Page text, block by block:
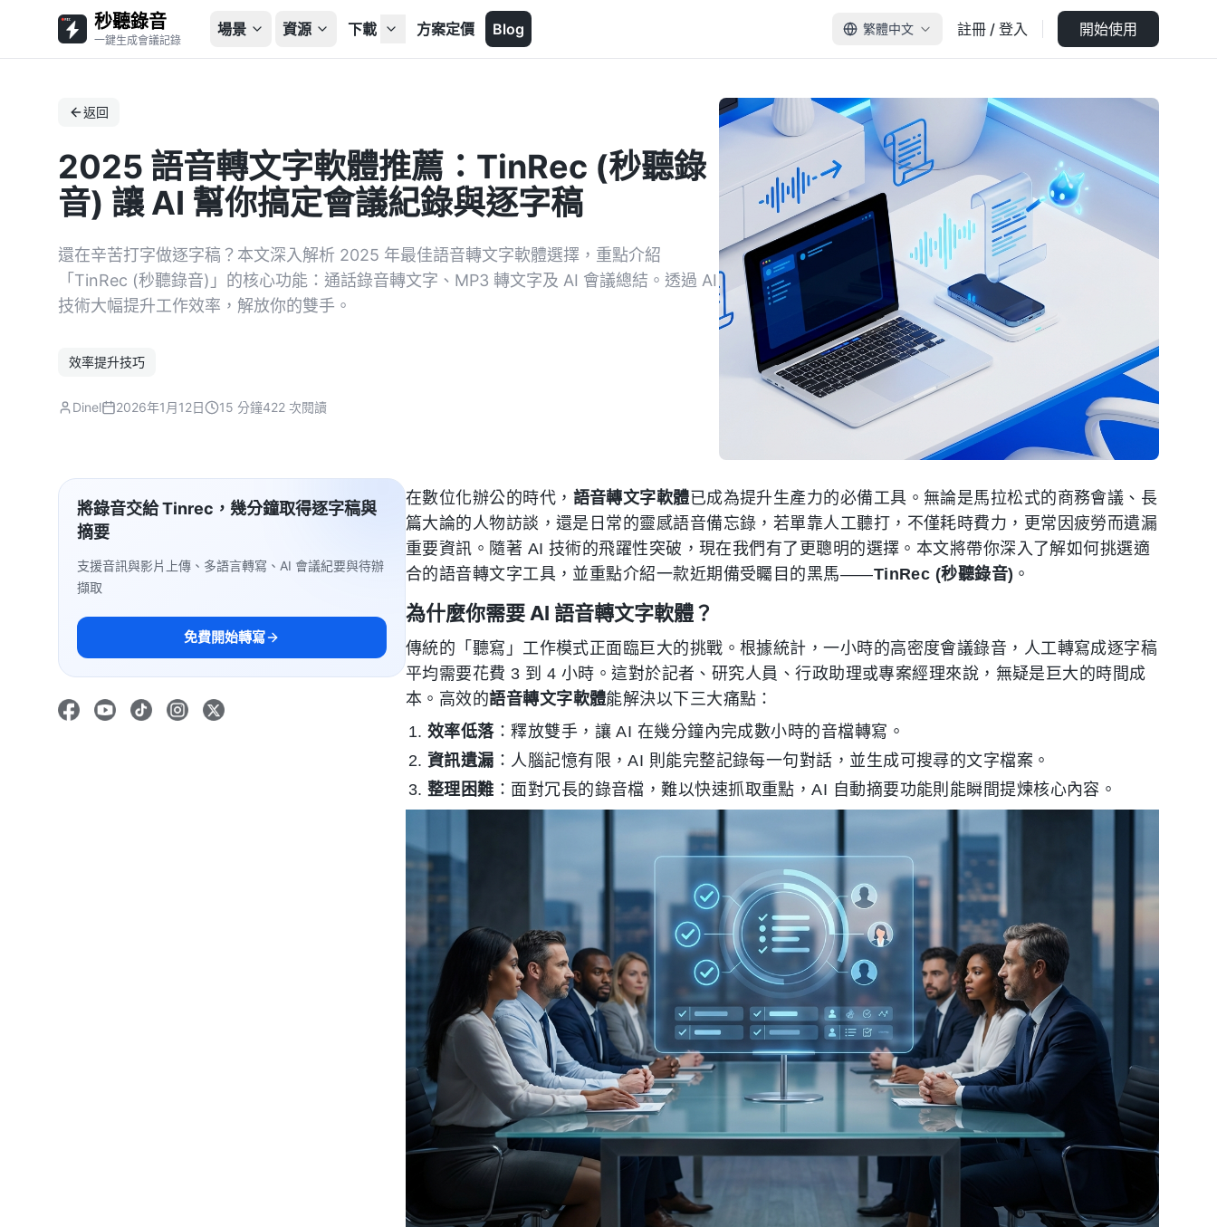
秒聽錄音
一鍵生成會議記錄
場景 資源 下載 方案定價 Blog 繁體中文 註冊 / 登入 開始使用
返回
2025 語音轉文字軟體推薦：TinRec (秒聽錄
音) 讓 AI 幫你搞定會議紀錄與逐字稿
還在辛苦打字做逐字稿？本文深入解析 2025 年最佳語音轉文字軟體選擇，重點介紹
「TinRec (秒聽錄音)」的核心功能：通話錄音轉文字、MP3 轉文字及 AI 會議總結。透過 AI
技術大幅提升工作效率，解放你的雙手。
效率提升技巧
Dinel 2026年1月12日 15 分鐘422 次閱讀
將錄音交給 Tinrec，幾分鐘取得逐字稿與
摘要
支援音訊與影片上傳、多語言轉寫、AI 會議紀要與待辦
擷取
免費開始轉寫
在數位化辦公的時代， 語音轉文字軟體已成為提升生產力的必備工具。無論是馬拉松式的商務會議、長
篇大論的人物訪談，還是日常的靈感語音備忘錄，若單靠人工聽打，不僅耗時費力，更常因疲勞而遺漏
重要資訊。隨著 AI 技術的飛躍性突破，現在我們有了更聰明的選擇。本文將帶你深入了解如何挑選適
合的語音轉文字工具，並重點介紹一款近期備受矚目的黑馬——TinRec (秒聽錄音) 。
為什麼你需要 AI 語音轉文字軟體？
傳統的「聽寫」工作模式正面臨巨大的挑戰。根據統計，一小時的高密度會議錄音，人工轉寫成逐字稿
平均需要花費 3 到 4 小時。這對於記者、研究人員、行政助理或專案經理來說，無疑是巨大的時間成
本。高效的語音轉文字軟體能解決以下三大痛點：
效率低落：釋放雙手，讓 AI 在幾分鐘內完成數小時的音檔轉寫。
資訊遺漏 ：人腦記憶有限，AI 則能完整記錄每一句對話，並生成可搜尋的文字檔案。
整理困難 ：面對冗長的錄音檔，難以快速抓取重點，AI 自動摘要功能則能瞬間提煉核心內容。